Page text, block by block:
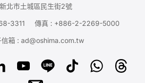
新北市土城區民生街2號
3311 傳真 : +886-2-2269-5000
信箱 : ad@oshima.com.tw